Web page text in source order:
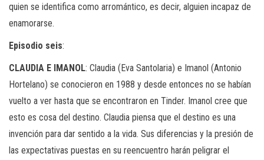
quien se identifica como arromántico, es decir, alguien incapaz de
enamorarse.
Episodio seis:
CLAUDIA E IMANOL: Claudia (Eva Santolaria) e Imanol (Antonio
Hortelano) se conocieron en 1988 y desde entonces no se habían
vuelto a ver hasta que se encontraron en Tinder. Imanol cree que
esto es cosa del destino. Claudia piensa que el destino es una
invención para dar sentido a la vida. Sus diferencias y la presión de
las expectativas puestas en su reencuentro harán peligrar el